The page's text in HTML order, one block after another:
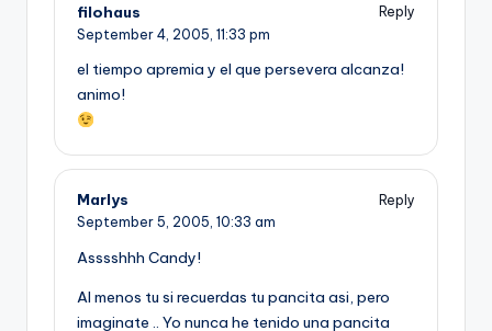
filohaus
Reply
September 4, 2005, 11:33 pm
el tiempo apremia y el que persevera alcanza!
animo!
Marlys
Reply
September 5, 2005, 10:33 am
Asssshhh Candy!
Al menos tu si recuerdas tu pancita asi, pero
imaginate .. Yo nunca he tenido una pancita